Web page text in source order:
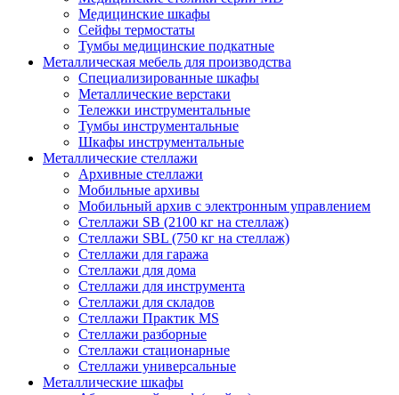
Медицинские шкафы
Сейфы термостаты
Тумбы медицинские подкатные
Металлическая мебель для производства
Cпециализированные шкафы
Металлические верстаки
Тележки инструментальные
Тумбы инструментальные
Шкафы инструментальные
Металлические стеллажи
Архивные стеллажи
Мобильные архивы
Мобильный архив с электронным управлением
Стеллажи SB (2100 кг на стеллаж)
Стеллажи SBL (750 кг на стеллаж)
Стеллажи для гаража
Стеллажи для дома
Стеллажи для инструмента
Стеллажи для складов
Стеллажи Практик MS
Стеллажи разборные
Стеллажи стационарные
Стеллажи универсальные
Металлические шкафы